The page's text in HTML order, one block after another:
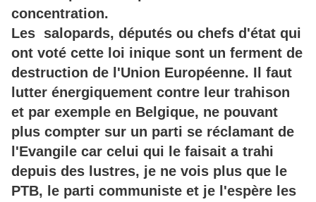
concentration.
Les salopards, députés ou chefs d'état qui
ont voté cette loi inique sont un ferment de
destruction de l'Union Européenne. Il faut
lutter énergiquement contre leur trahison
et par exemple en Belgique, ne pouvant
plus compter sur un parti se réclamant de
l'Evangile car celui qui le faisait a trahi
depuis des lustres, je ne vois plus que le
PTB, le parti communiste et je l'espère les